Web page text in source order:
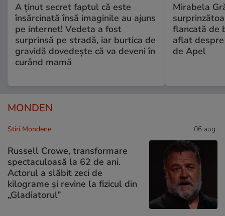
A ținut secret faptul că este
însărcinată însă imaginile au ajuns
pe internet! Vedeta a fost
surprinsă pe stradă, iar burtica de
gravidă dovedește că va deveni în
curând mamă
Mirabela
flancată de
aflat
de Apel
MONDEN
Stiri Mondene 06 aug.
Russell Crowe, transformare
spectaculoasă la 62 de ani.
Actorul a slăbit zeci de
kilograme și revine la fizicul din
„Gladiatorul”